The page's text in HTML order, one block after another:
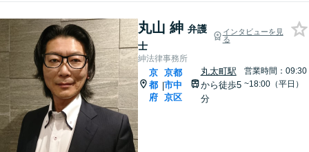
丸山 紳 弁護
士
インタビューを見
る
紳法律事務所
京
都
府
|
京都
市中
京区
丸太町駅
から徒歩5
分
営業時間：09:30
~18:00（平日）